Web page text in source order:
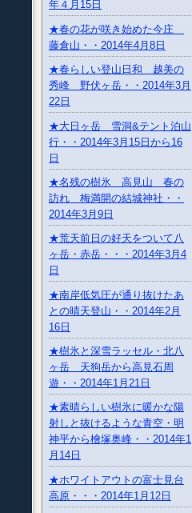
年４月15日
★春の花が咲き始めた今庄
藤倉山・・2014年4月8日
★春らしい登山日和 越美の
秀峰 野伏ヶ岳・・2014年3月
22日
★大日ヶ岳 雪洞&テント泊山
行・・2014年3月15日から16
日
★名残の樹氷 高見山 春の
訪れ 梅満開の結城神社・・
2014年3月9日
★荒天前日の好天をついて八
ヶ岳・赤岳・・・2014年3月4
日
★南岸低気圧が通り抜けたあ
との晴天登山・・2014年2月
16日
★樹氷と深雪ラッセル・北八
ヶ岳 天狗岳から高見石周
遊・・2014年1月21日
★素晴らしい樹氷に暖かな陽
射しと抜けるような青空・明
神平から檜塚奥峰・・2014年1
月14日
★ホワイトアウトの富士見台
高原・・・2014年1月12日